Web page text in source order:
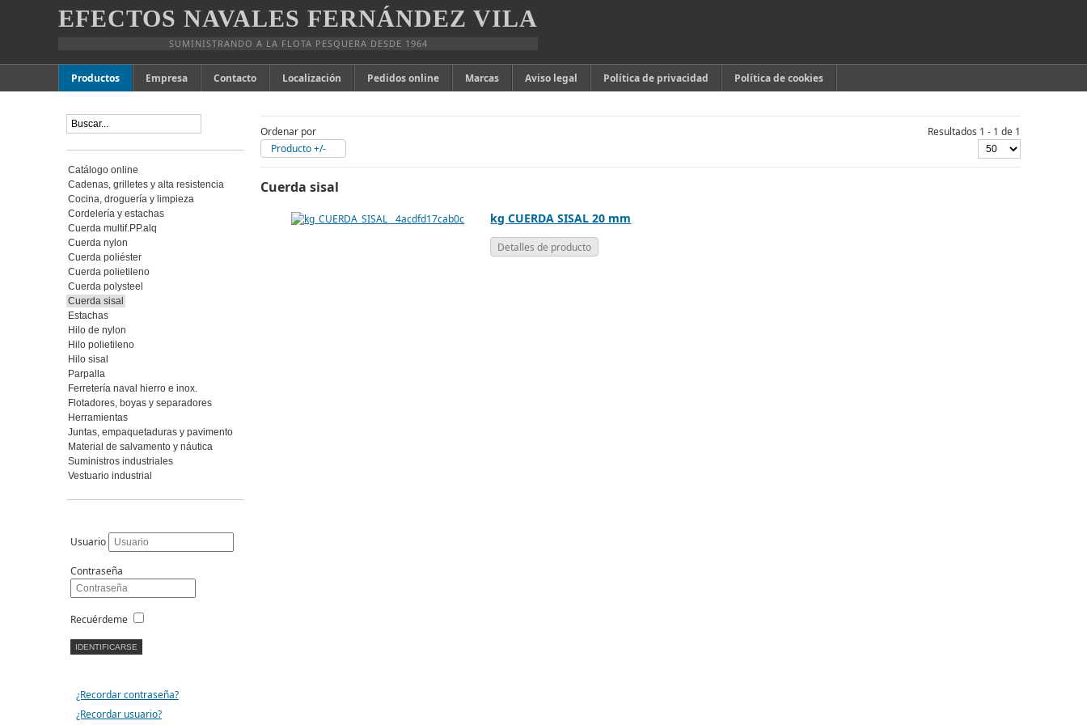
EFECTOS NAVALES FERNÁNDEZ VILA
SUMINISTRANDO A LA FLOTA PESQUERA DESDE 1964
Productos Empresa Contacto Localización Pedidos online Marcas Aviso legal Política de privacidad Política de cookies
Ordenar por
Producto +/-
Resultados 1 - 1 de 1
Cuerda sisal
kg CUERDA SISAL 20 mm
Detalles de producto
Catálogo online
Cadenas, grilletes y alta resistencia
Cocina, droguería y limpieza
Cordelería y estachas
Cuerda multif.PP.alq
Cuerda nylon
Cuerda poliéster
Cuerda polietileno
Cuerda polysteel
Cuerda sisal
Estachas
Hilo de nylon
Hilo polietileno
Hilo sisal
Parpalla
Ferretería naval hierro e inox.
Flotadores, boyas y separadores
Herramientas
Juntas, empaquetaduras y pavimento
Material de salvamento y náutica
Suministros industriales
Vestuario industrial
Usuario
Contraseña
Recuérdeme
¿Recordar contraseña?
¿Recordar usuario?